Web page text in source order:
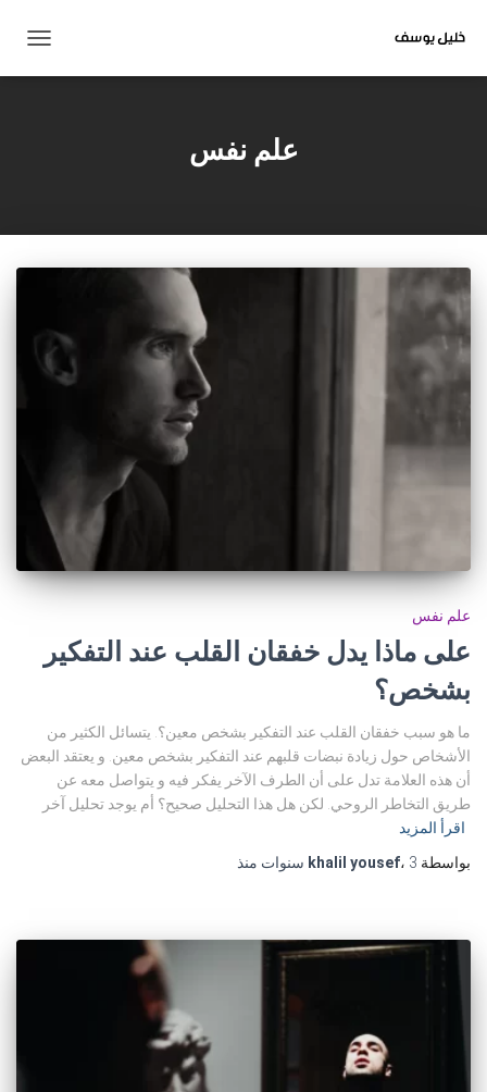
التنقل
علم نفس
علم نفس
على ماذا يدل خفقان القلب عند التفكير
بشخص؟
ما هو سبب خفقان القلب عند التفكير بشخص معين؟. يتسائل الكثير من
الأشخاص حول زيادة نبضات قلبهم عند التفكير بشخص معين. و يعتقد البعض
أن هذه العلامة تدل على أن الطرف الآخر يفكر فيه و يتواصل معه عن
طريق التخاطر الروحي. لكن هل هذا التحليل صحيح؟ أم يوجد تحليل آخر
اقرأ المزيد
بواسطة
khalil yousef، 3 سنوات منذ